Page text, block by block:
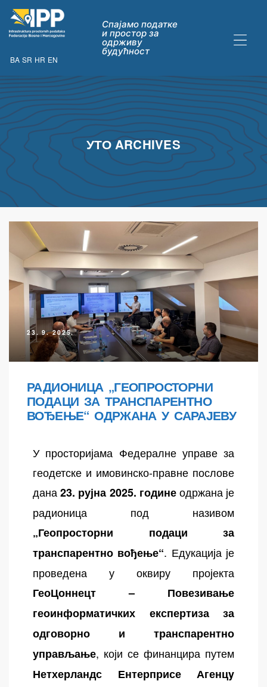
BA SR HR EN
Спајамо податке
и простор за
одрживу
будућност
УТО ARCHIVES
23. 9. 2025.
РАДИОНИЦА „ГЕОПРОСТОРНИ
ПОДАЦИ ЗА ТРАНСПАРЕНТНО
ВОЂЕЊЕ“ ОДРЖАНА У САРАЈЕВУ
У просторијама Федералне управе за
геодетске и имовинско-правне послове
дана23. рујна 2025. годинеодржана је
радионица под називом
„Геопросторни подаци за
транспарентно вођење“. Едукација је
проведена у оквиру пројекта
ГеоЦоннецт – Повезивање
геоинформатичких експертиза за
одговорно и транспарентно
управљање, који се финанцира путем
Нетхерландс Ентерприсе Агенцy